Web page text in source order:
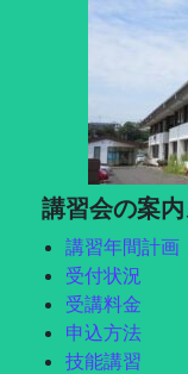
講習会の案内
講習年間計画
受付状況
受講料金
申込方法
技能講習